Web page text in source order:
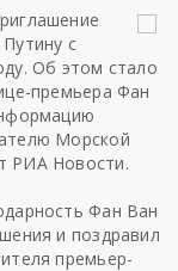
с
Об этом стало
премьера Фан
Морской
РИА Новости.
Фан Ван
и поздравил
премьер-